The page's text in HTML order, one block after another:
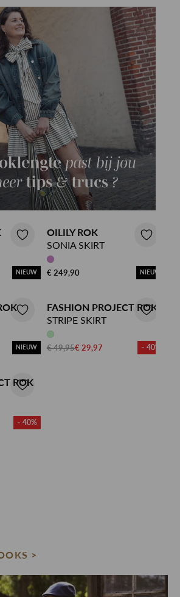
NIEUW
OILILY ROK
SONIA SKIRT
€ 249,90 NIEUW
NIEUW
FASHION PROJECT ROK
STRIPE SKIRT
€ 49,95€ 29,97 - 40%
ROK
- 40%
>